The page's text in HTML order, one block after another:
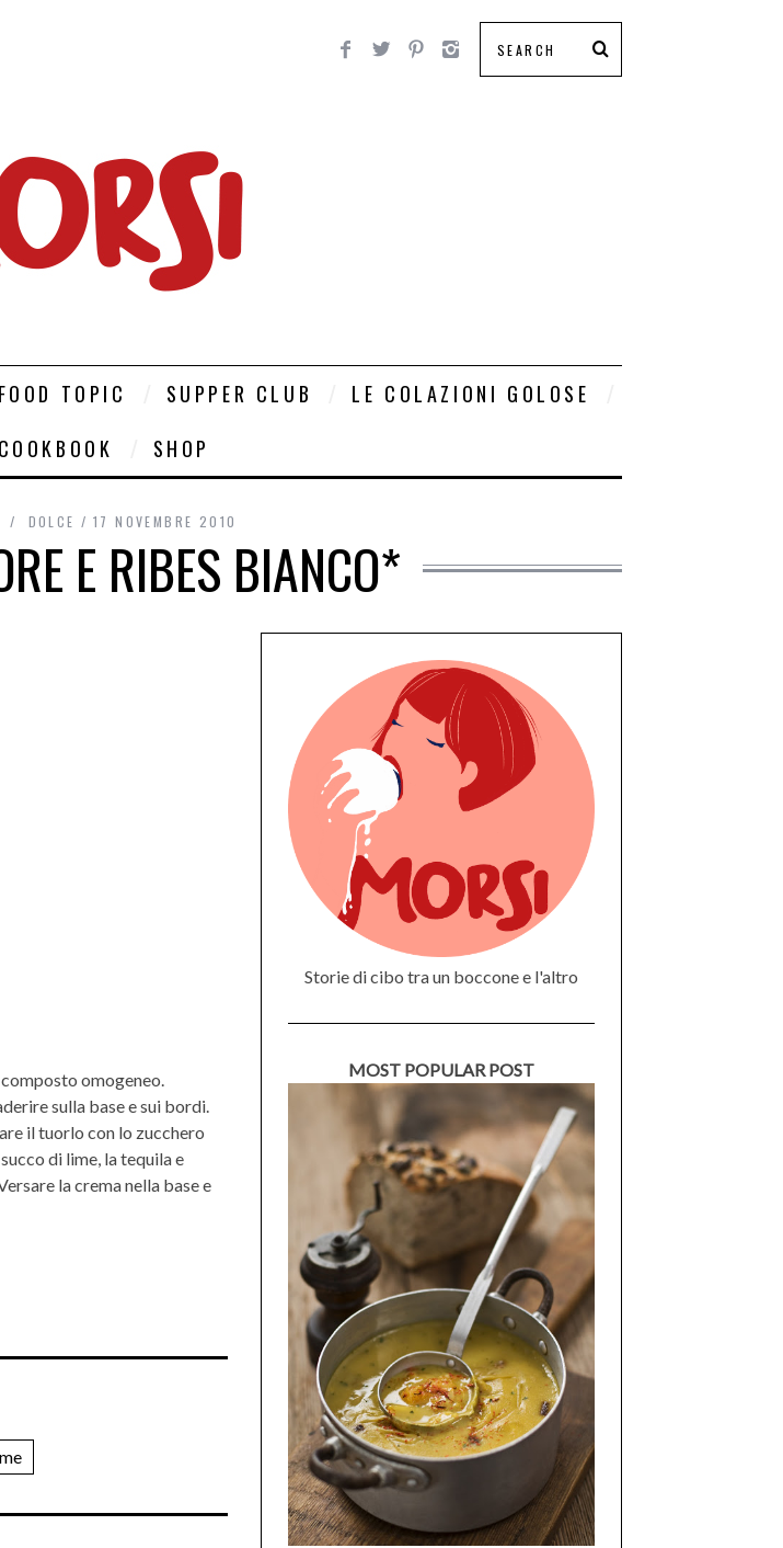
TOPIC SUPPER CLUB
LE COLAZIONI GOLOSE
COOKBOOK SHOP
DOLCE 17 NOVEMBRE 2010
E RIBES BIANCO*
omogeneo.
sulla base e sui bordi.
il tuorlo con lo zucchero
di lime, la tequila e
la crema nella base e
Storie di cibo tra un boccone e l'altro
MOST POPULAR POST